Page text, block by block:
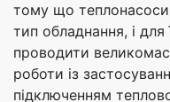
тому що
тип обладнання, і
проводити
роботи із
підключенням